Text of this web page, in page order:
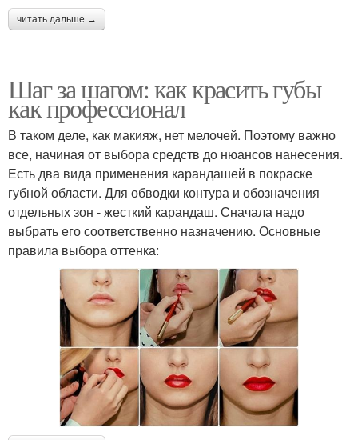
читать дальше →
Шаг за шагом: как красить губы
как профессионал
В таком деле, как макияж, нет мелочей. Поэтому важно
все, начиная от выбора средств до нюансов нанесения.
Есть два вида применения карандашей в покраске
губной области. Для обводки контура и обозначения
отдельных зон - жесткий карандаш. Сначала надо
выбрать его соответственно назначению. Основные
правила выбора оттенка: